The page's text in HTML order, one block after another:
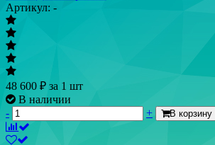
Артикул: -
48 600 ₽ за 1 шт
В наличии
-
+ В корзину